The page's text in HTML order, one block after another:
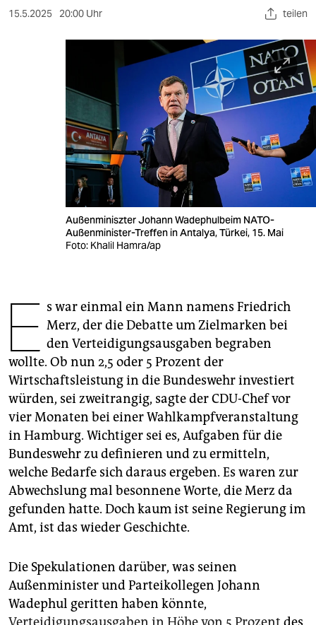
wahrheit
fragen & hilfe
unterstützen
genossenschaft
15.5.2025 20:00 Uhr teilen
Außenminiszter Johann Wadephulbeim NATO-
Außenminister-Treffen in Antalya, Türkei, 15. Mai
Foto: Khalil Hamra/ap
E s war einmal ein Mann namens Friedrich
Merz, der die Debatte um Zielmarken bei
den Verteidigungsausgaben begraben
wollte. Ob nun 2,5 oder 5 Prozent der
Wirtschaftsleistung in die Bundeswehr investiert
würden, sei zweitrangig, sagte der CDU-Chef vor
vier Monaten bei einer Wahlkampfveranstaltung
in Hamburg. Wichtiger sei es, Aufgaben für die
Bundeswehr zu definieren und zu ermitteln,
welche Bedarfe sich daraus ergeben. Es waren zur
Abwechslung mal besonnene Worte, die Merz da
gefunden hatte. Doch kaum ist seine Regierung im
Amt, ist das wieder Geschichte.
Die Spekulationen darüber, was seinen
Außenminister und Parteikollegen Johann
Wadephul geritten haben könnte,